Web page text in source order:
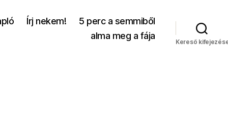
Írj nekem!
5 perc a semmiből
alma meg a fája
Kereső